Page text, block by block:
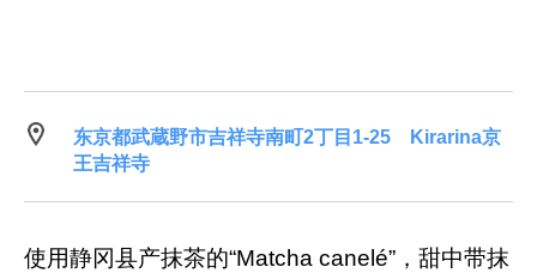
东京都武蔵野市吉祥寺南町2丁目1-25 Kirarina京
王吉祥寺
使用静冈县产抹茶的“Matcha canelé”，甜中带抹